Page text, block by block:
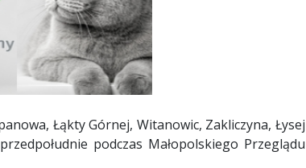
Łąkty Górnej, Witanowic, Zakliczyna, Łysej
podczas Małopolskiego Przeglądu